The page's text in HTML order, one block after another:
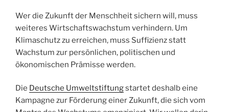
Wer die Zukunft der Menschheit sichern will, muss
weiteres Wirtschaftswachstum verhindern. Um
Klimaschutz zu erreichen, muss Suffizienz statt
Wachstum zur persönlichen, politischen und
ökonomischen Prämisse werden.
Die Deutsche Umweltstiftungstartet deshalb eine
Kampagne zur Förderung einer Zukunft, die sich vom